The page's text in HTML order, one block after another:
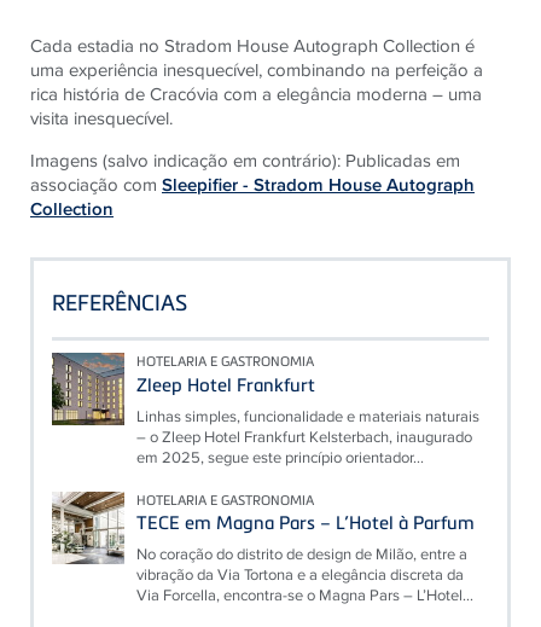
Cada estadia no Stradom House Autograph Collection é
uma experiência inesquecível, combinando na perfeição a
rica história de Cracóvia com a elegância moderna – uma
visita inesquecível.
Imagens (salvo indicação em contrário): Publicadas em
associação com Sleepifier - Stradom House Autograph
Collection
REFERÊNCIAS
HOTELARIA E GASTRONOMIA
Zleep Hotel Frankfurt
Linhas simples, funcionalidade e materiais naturais
– o Zleep Hotel Frankfurt Kelsterbach, inaugurado
em 2025, segue este princípio orientador...
HOTELARIA E GASTRONOMIA
TECE em Magna Pars – L’Hotel à Parfum
No coração do distrito de design de Milão, entre a
vibração da Via Tortona e a elegância discreta da
Via Forcella, encontra-se o Magna Pars – L’Hotel...